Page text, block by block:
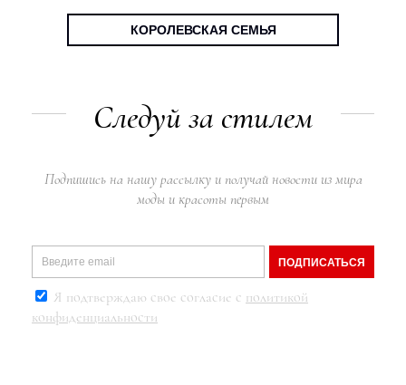
КОРОЛЕВСКАЯ СЕМЬЯ
Следуй за стилем
Подпишись на нашу рассылку и получай новости из мира
моды и красоты первым
ПОДПИСАТЬСЯ
Я подтверждаю свое согласие с политикой
конфиденциальности